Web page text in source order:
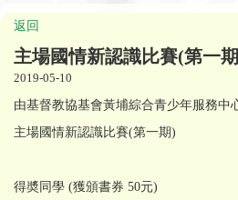
返回
主場國情新認識比賽(第一
2019-05-10
由基督教協基會黃埔綜合青少年服務中
主場國情新認識比賽(第一期)
得奬同學 (獲頒書券 50元)